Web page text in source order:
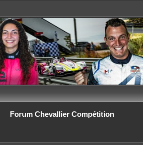
Forum Chevallier Compétition